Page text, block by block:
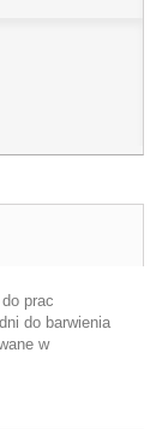
prac
do barwienia
w